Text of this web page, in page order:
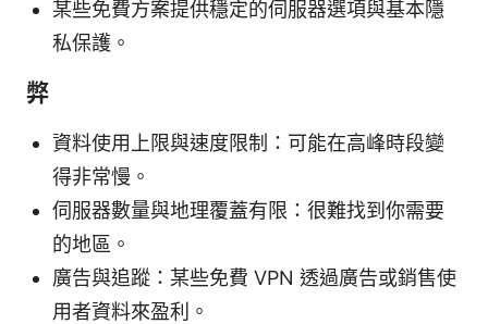
某些免費方案提供穩定的伺服器選項與基本隱
私保護。
弊
資料使用上限與速度限制：可能在高峰時段變
得非常慢。
伺服器數量與地理覆蓋有限：很難找到你需要
的地區。
廣告與追蹤：某些免費 VPN 透過廣告或銷售使
用者資料來盈利。